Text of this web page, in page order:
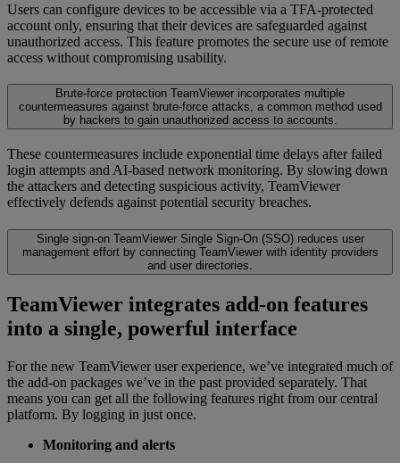
Users can configure devices to be accessible via a TFA-protected
account only, ensuring that their devices are safeguarded against
unauthorized access. This feature promotes the secure use of remote
access without compromising usability.
Brute-force protection TeamViewer incorporates multiple
countermeasures against brute-force attacks, a common method used
by hackers to gain unauthorized access to accounts.
These countermeasures include exponential time delays after failed
login attempts and AI-based network monitoring. By slowing down
the attackers and detecting suspicious activity, TeamViewer
effectively defends against potential security breaches.
Single sign-on TeamViewer Single Sign-On (SSO) reduces user
management effort by connecting TeamViewer with identity providers
and user directories.
TeamViewer integrates add-on features
into a single, powerful interface
For the new TeamViewer user experience, we’ve integrated much of
the add-on packages we’ve in the past provided separately. That
means you can get all the following features right from our central
platform. By logging in just once.
Monitoring and alerts